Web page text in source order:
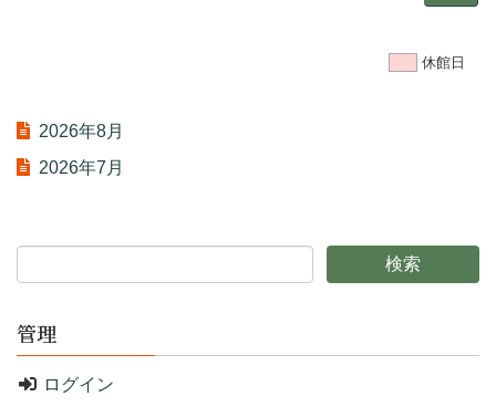
休館日
2026年8月
2026年7月
管理
ログイン